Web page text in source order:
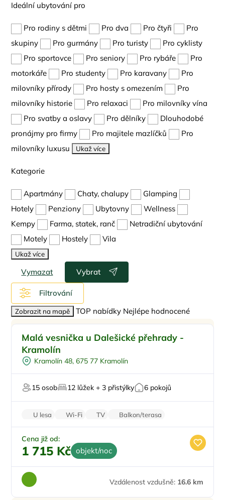
Ideální ubytování pro
Pro rodiny s dětmi Pro dva Pro čtyři
Pro
skupiny
Pro gurmány Pro turisty
Pro cyklisty
Pro sportovce
Pro seniory Pro rybáře
Pro
motorkáře
Pro studenty Pro karavany
Pro
milovníky přírody
Pro hosty s omezením
Pro
milovníky historie
Pro relaxaci
Pro milovníky vína
Pro svatby a oslavy
Pro dělníky
Dlouhodobé
pronájmy pro firmy
Pro majitele mazlíčků
Pro
milovníky luxusu
Ukaž více
Kategorie
Apartmány Chaty, chalupy
Glamping
Hotely
Penziony Ubytovny
Wellness
Kempy
Farma, statek, ranč
Netradiční ubytování
Motely
Hostely Vila
Ukaž více
Vymazat Vybrat
Filtrování
Zobrazit na mapě TOP nabídky Nejlépe hodnocené
Pro skupiny
U vody
Pro rybáře
Firemní akce/teambuilding
Malá vesnička u Dalešické přehrady -
Kramolín
Kramolín 48, 675 77 Kramolín
15 osob 12 lůžek + 3 přistýlky 6 pokojů
U lesa Wi-Fi TV
Balkon/terasa
Parkování zdarma
Cena již od:
1 715 Kč objekt/noc
Vzdálenost vzdušně: 16.6 km